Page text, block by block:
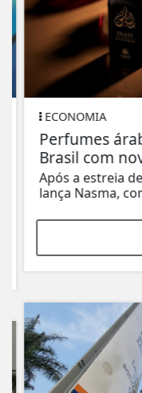
ECONOMIA
Perfumes
Brasil com
Após a estreia
lança Nasma,